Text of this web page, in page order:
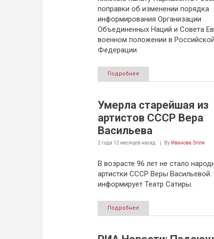
поправки об изменении порядка
информирования Организации
Объединенных Наций и Совета
военном положении в Российской
Федерации.
Подробнее
Умерла старейшая из
артистов СССР Вера
Васильева
2 года 12 месяцевназад By Иванова Элля
В возрасте 96 лет не стало
артистки СССР Веры Васильевой.
информирует Театр Сатиры.
Подробнее